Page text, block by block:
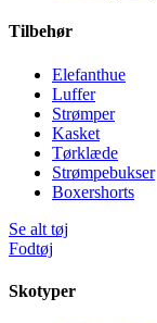
Tilbehør
Elefanthue
Luffer
Strømper
Kasket
Tørklæde
Strømpebukser
Boxershorts
Se alt tøj
Fodtøj
Skotyper